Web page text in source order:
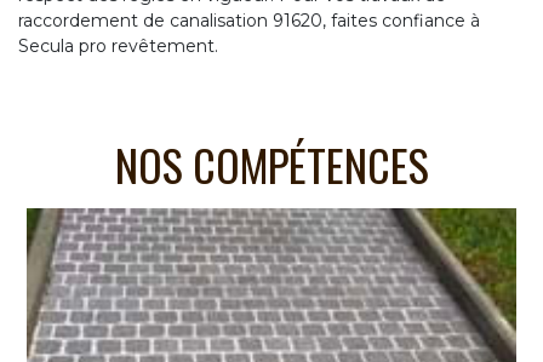
raccordement de canalisation 91620, faites confiance à
Secula pro revêtement.
NOS COMPÉTENCES